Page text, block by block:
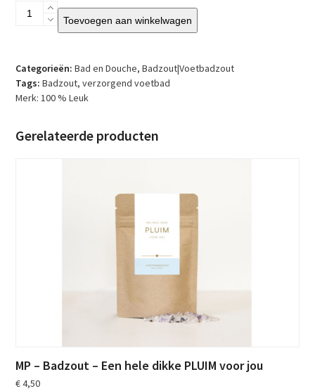
100
Luxe
voetenbadje
aantal
Toevoegen aan winkelwagen
Categorieën: Bad en Douche,Badzout|Voetbadzout
Tags: Badzout,verzorgend voetbad
Merk:100 % Leuk
Gerelateerde producten
MP – Badzout – Een hele dikke PLUIM voor jou
€4,50